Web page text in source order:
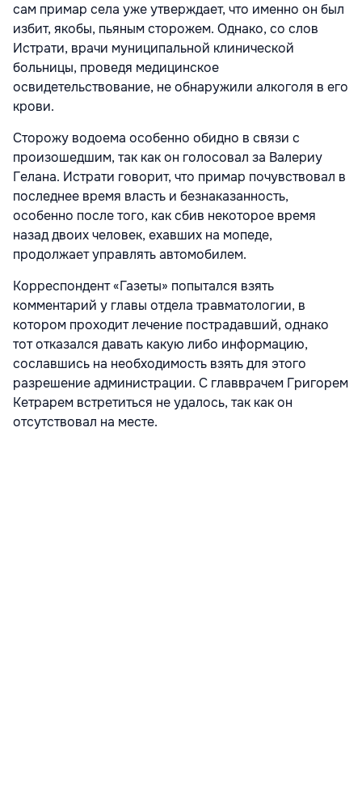
сам примар села уже утверждает, что именно он был
избит, якобы, пьяным сторожем. Однако, со слов
Истрати, врачи муниципальной клинической
больницы, проведя медицинское
освидетельствование, не обнаружили алкоголя в его
крови.
Сторожу водоема особенно обидно в связи с
произошедшим, так как он голосовал за Валериу
Гелана. Истрати говорит, что примар почувствовал в
последнее время власть и безнаказанность,
особенно после того, как сбив некоторое время
назад двоих человек, ехавших на мопеде,
продолжает управлять автомобилем.
Корреспондент «Газеты» попытался взять
комментарий у главы отдела травматологии, в
котором проходит лечение пострадавший, однако
тот отказался давать какую либо информацию,
сославшись на необходимость взять для этого
разрешение администрации. С главврачем Григорем
Кетрарем встретиться не удалось, так как он
отсутствовал на месте.